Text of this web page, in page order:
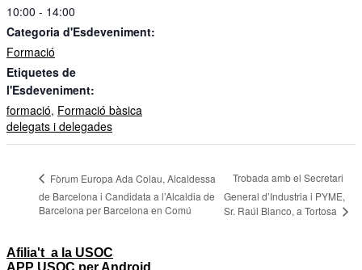
10:00 - 14:00
Categoria d'Esdeveniment:
Formació
Etiquetes de
l'Esdeveniment:
formació, Formació bàsica
delegats i delegades
Fòrum Europa Ada Colau, Alcaldessa
de Barcelona i Candidata a l’Alcaldia de
Barcelona per Barcelona en Comú
Trobada amb el Secretari
General d’Industria i PYME,
Sr. Raúl Blanco, a Tortosa
Afilia't a la USOC
APP USOC per Android